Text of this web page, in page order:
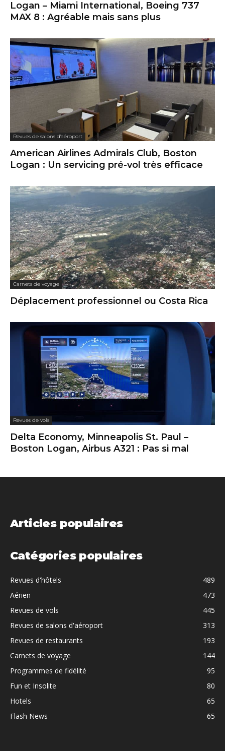
Logan – Miami International, Boeing 737
MAX 8 : Agréable mais sans plus
Revues de salons d'aéroport
American Airlines Admirals Club, Boston
Logan : Un servicing pré-vol très efficace
Carnets de voyage
Déplacement professionnel ou Costa Rica
Revues de vols
Delta Economy, Minneapolis St. Paul –
Boston Logan, Airbus A321 : Pas si mal
Articles populaires
Catégories populaires
Revues d'hôtels
489
Aérien
473
Revues de vols
445
Revues de salons d'aéroport
313
Revues de restaurants
193
Carnets de voyage
144
Programmes de fidélité
95
Fun et Insolite
80
Hotels
65
Flash News
65